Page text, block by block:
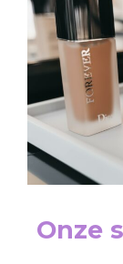
Onze